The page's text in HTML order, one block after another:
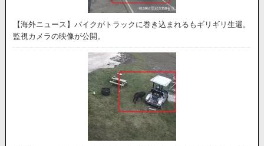
【海外ニュース】バイクがトラックに巻き込まれるもギリギリ生還。
監視カメラの映像が公開。